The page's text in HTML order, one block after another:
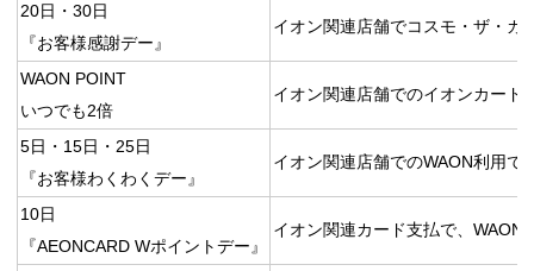
20日・30日
『お客様感謝デー』
イオン関連店舗でコスモ・ザ・カ
WAON POINT
いつでも2倍
イオン関連店舗でのイオンカード
5日・15日・25日
『お客様わくわくデー』
イオン関連店舗でのWAON利用で
10日
『AEONCARD Wポイントデー』
イオン関連カード支払で、